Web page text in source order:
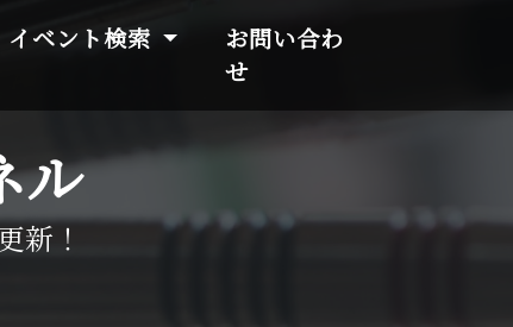
イベント検索
お問い合わ
せ
ル
新！